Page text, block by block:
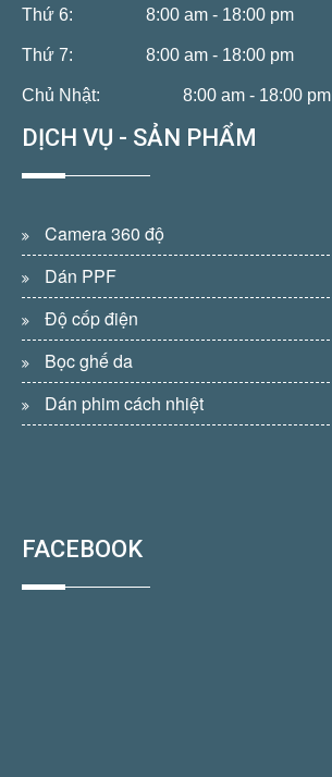
Thứ 6: 8:00 am - 18:00 pm
Thứ 7: 8:00 am - 18:00 pm
Chủ Nhật: 8:00 am - 18:00 pm
DỊCH VỤ - SẢN PHẨM
Camera 360 độ
Dán PPF
Độ cốp điện
Bọc ghế da
Dán phim cách nhiệt
FACEBOOK